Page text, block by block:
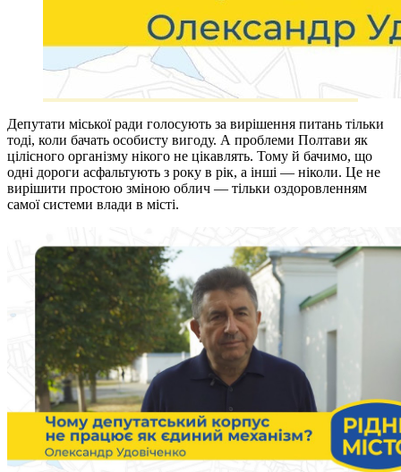
Депутати міської ради голосують за вирішення питань тільки
тоді, коли бачать особисту вигоду. А проблеми Полтави як
цілісного організму нікого не цікавлять. Тому й бачимо, що
одні дороги асфальтують з року в рік, а інші — ніколи. Це не
вирішити простою зміною облич — тільки оздоровленням
самої системи влади в місті.